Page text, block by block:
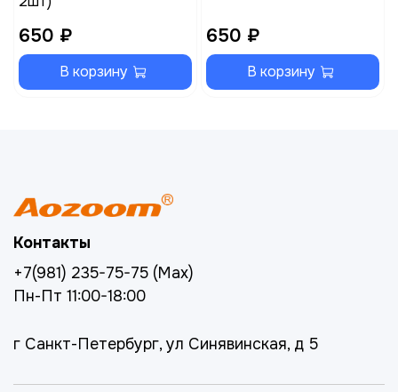
650 ₽
В корзину
650 ₽
В корзину
Контакты
+7(981) 235-75-75 (Max)
Пн-Пт 11:00-18:00
г Санкт-Петербург, ул Синявинская, д 5